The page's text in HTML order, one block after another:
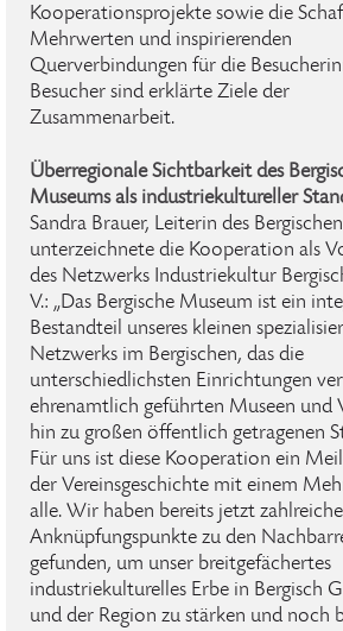
Kooperationsprojekte sowie die
Mehrwerten und inspirierenden
Querverbindungen für die
Besucher sind erklärte Ziele der
Zusammenarbeit.
Überregionale Sichtbarkeit des
Museums als industriekultureller
Sandra Brauer, Leiterin des
unterzeichnete die Kooperation als
des Netzwerks Industriekultur
V.: „Das Bergische Museum ist ein
Bestandteil unseres kleinen
Netzwerks im Bergischen, das die
unterschiedlichsten Einrichtungen
ehrenamtlich geführten Museen und
hin zu großen öffentlich getragenen
Für uns ist diese Kooperation ein
der Vereinsgeschichte mit einem
alle. Wir haben bereits jetzt zahlreiche
Anknüpfungspunkte zu den
gefunden, um unser breitgefächertes
industriekulturelles Erbe in Bergisch
und der Region zu stärken und noch